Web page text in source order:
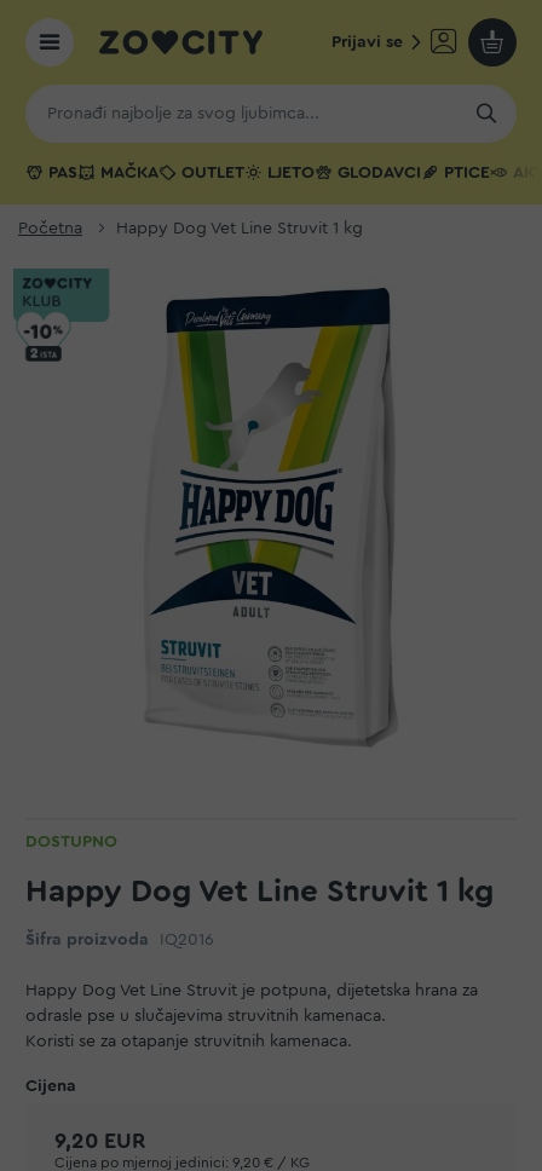
Prijavi se
Moja
PAS MAČKA OUTLET LJETO GLODAVCI PTICE
Početna Happy Dog Vet Line Struvit 1 kg
DOSTUPNO
Happy Dog Vet Line Struvit 1 kg
Šifra proizvoda IQ2016
Happy Dog Vet Line Struvit je potpuna, dijetetska hrana za
odrasle pse u slučajevima struvitnih kamenaca.
Koristi se za otapanje struvitnih kamenaca.
9,20 EUR
Cijena po mjernoj jedinici: 9,20 € / KG